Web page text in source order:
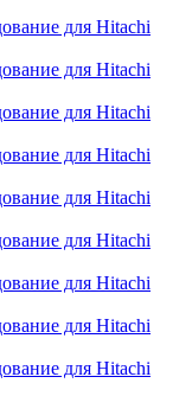
для Hitachi
для Hitachi
для Hitachi
для Hitachi
для Hitachi
для Hitachi
для Hitachi
для Hitachi
для Hitachi